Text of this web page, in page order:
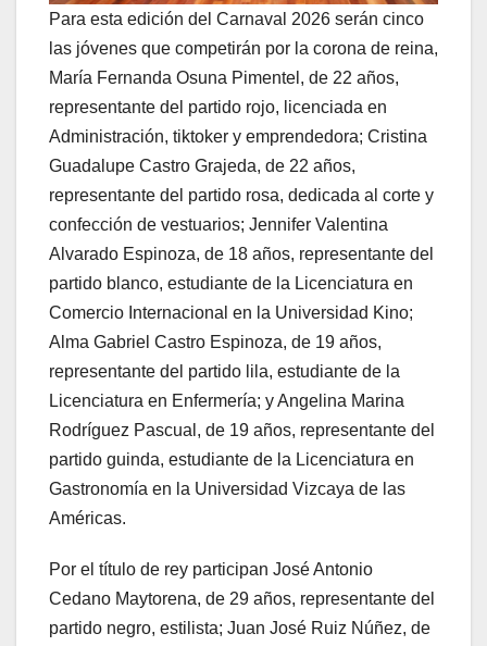
Para esta edición del Carnaval 2026 serán cinco
las jóvenes que competirán por la corona de reina,
María Fernanda Osuna Pimentel, de 22 años,
representante del partido rojo, licenciada en
Administración, tiktoker y emprendedora; Cristina
Guadalupe Castro Grajeda, de 22 años,
representante del partido rosa, dedicada al corte y
confección de vestuarios; Jennifer Valentina
Alvarado Espinoza, de 18 años, representante del
partido blanco, estudiante de la Licenciatura en
Comercio Internacional en la Universidad Kino;
Alma Gabriel Castro Espinoza, de 19 años,
representante del partido lila, estudiante de la
Licenciatura en Enfermería; y Angelina Marina
Rodríguez Pascual, de 19 años, representante del
partido guinda, estudiante de la Licenciatura en
Gastronomía en la Universidad Vizcaya de las
Américas.
Por el título de rey participan José Antonio
Cedano Maytorena, de 29 años, representante del
partido negro, estilista; Juan José Ruiz Núñez, de